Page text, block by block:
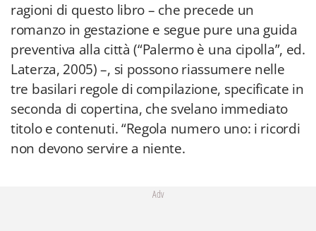
ragioni di questo libro – che precede un
romanzo in gestazione e segue pure una guida
preventiva alla città (“Palermo è una cipolla”, ed.
Laterza, 2005) –, si possono riassumere nelle
tre basilari regole di compilazione, specificate in
seconda di copertina, che svelano immediato
titolo e contenuti. “Regola numero uno: i ricordi
non devono servire a niente.
Adv